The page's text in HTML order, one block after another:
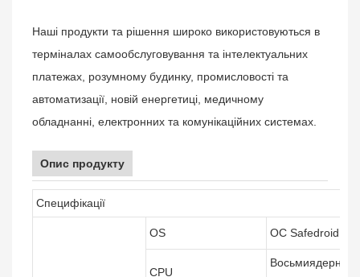
Наші продукти та рішення широко використовуються в
терміналах самообслуговування та інтелектуальних
платежах, розумному будинку, промисловості та
автоматизації, новій енергетиці, медичному
обладнанні, електронних та комунікаційних системах.
Опис продукту
Специфікації
OS ОС Safedroid (на
CPU
Восьмиядерний